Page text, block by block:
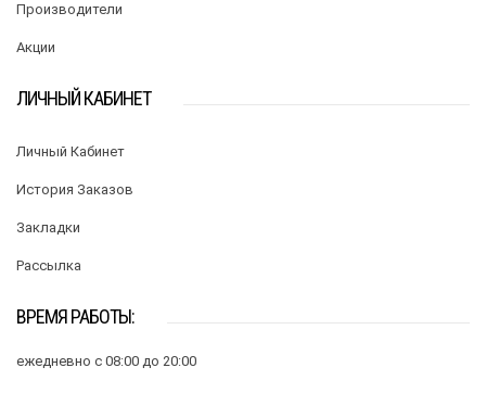
Производители
Акции
ЛИЧНЫЙ КАБИНЕТ
Личный Кабинет
История Заказов
Закладки
Рассылка
ВРЕМЯ РАБОТЫ:
ежедневно с 08:00 до 20:00